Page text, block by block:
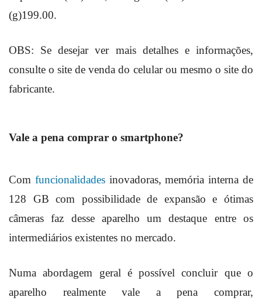
(g)199.00.
OBS: Se desejar ver mais detalhes e informações,
consulte o site de venda do celular ou mesmo o site do
fabricante.
Vale a pena comprar o smartphone?
Com funcionalidadesinovadoras, memória interna de
128 GB com possibilidade de expansão e ótimas
câmeras faz desse aparelho um destaque entre os
intermediários existentes no mercado.
Numa abordagem geral é possível concluir que o
aparelho realmente vale a pena comprar,